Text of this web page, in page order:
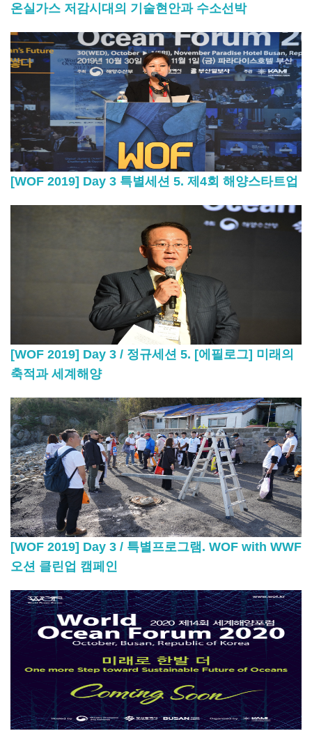
온실가스 저감시대의 기술현안과 수소선박
[WOF 2019] Day 3 특별세션 5. 제4회 해양스타트업
[WOF 2019] Day 3 / 정규세션 5. [에필로그] 미래의
축적과 세계해양
[WOF 2019] Day 3 / 특별프로그램. WOF with WWF
오션 클린업 캠페인